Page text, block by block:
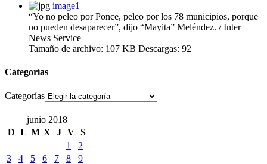
image1
“Yo no peleo por Ponce, peleo por los 78 municipios, porque
no pueden desaparecer”, dijo “Mayita” Meléndez. / Inter
News Service
Tamaño de archivo: 107 KB Descargas: 92
Categorías
Categorías
junio 2018
D L M X J V S
1
2
3
4 5 6 7 8
9